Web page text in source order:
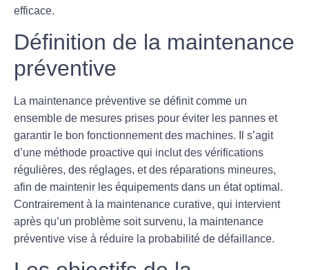
efficace.
Définition de la maintenance
préventive
La maintenance préventive se définit comme un
ensemble de mesures prises pour éviter les pannes et
garantir le bon fonctionnement des machines. Il s’agit
d’une méthode proactive qui inclut des vérifications
régulières, des réglages, et des réparations mineures,
afin de maintenir les équipements dans un état optimal.
Contrairement à la maintenance curative, qui intervient
après qu’un problème soit survenu, la maintenance
préventive vise à réduire la probabilité de défaillance.